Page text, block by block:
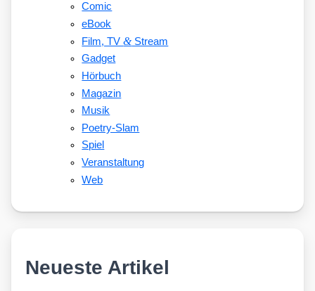
Comic
eBook
Film, TV&Stream
Gadget
Hörbuch
Magazin
Musik
Poetry-Slam
Spiel
Veranstaltung
Web
Neueste Artikel